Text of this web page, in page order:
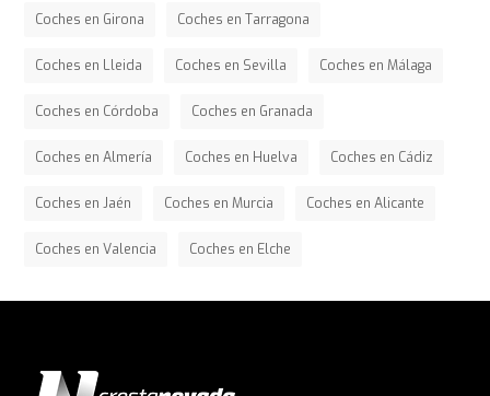
Coches en Girona Coches en Tarragona
Coches en Lleida Coches en Sevilla Coches en Málaga
Coches en Córdoba Coches en Granada
Coches en Almería Coches en Huelva Coches en Cádiz
Coches en Jaén Coches en Murcia Coches en Alicante
Coches en Valencia Coches en Elche